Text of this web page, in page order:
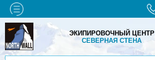
ЭКИПИРОВОЧНЫЙ ЦЕНТР
СЕВЕРНАЯ СТЕНА